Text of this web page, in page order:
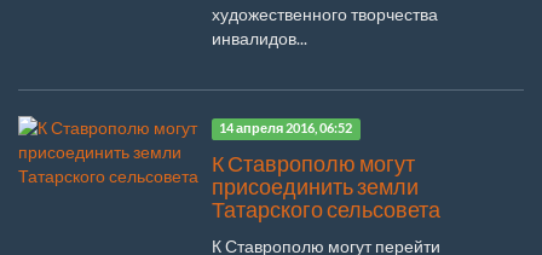
художественного творчества
инвалидов...
14 апреля 2016, 06:52
К Ставрополю могут
присоединить земли
Татарского сельсовета
К Ставрополю могут перейти